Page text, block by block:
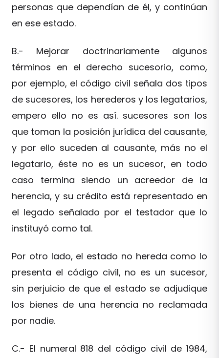
personas que dependían de él, y continúan
en ese estado.
B.- Mejorar doctrinariamente algunos
términos en el derecho sucesorio, como,
por ejemplo, el código civil señala dos tipos
de sucesores, los herederos y los legatarios,
empero ello no es así. sucesores son los
que toman la posición jurídica del causante,
y por ello suceden al causante, más no el
legatario, éste no es un sucesor, en todo
caso termina siendo un acreedor de la
herencia, y su crédito está representado en
el legado señalado por el testador que lo
instituyó como tal.
Por otro lado, el estado no hereda como lo
presenta el código civil, no es un sucesor,
sin perjuicio de que el estado se adjudique
los bienes de una herencia no reclamada
por nadie.
C.- El numeral 818 del código civil de 1984,